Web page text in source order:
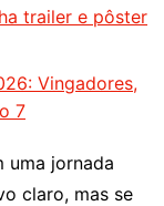
trailer e pôster
Vingadores,
7
uma jornada
claro, mas se